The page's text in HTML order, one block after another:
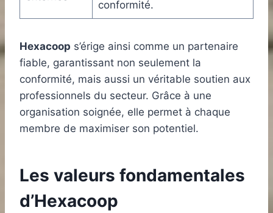
conformité.
Hexacoop s’érige ainsi comme un partenaire
fiable, garantissant non seulement la
conformité, mais aussi un véritable soutien aux
professionnels du secteur. Grâce à une
organisation soignée, elle permet à chaque
membre de maximiser son potentiel.
Les valeurs fondamentales
d’Hexacoop